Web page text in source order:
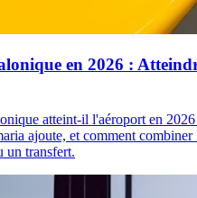
en 2026 :
atteint-il l'aéroport en
ajoute, et comment combiner
un transfert.